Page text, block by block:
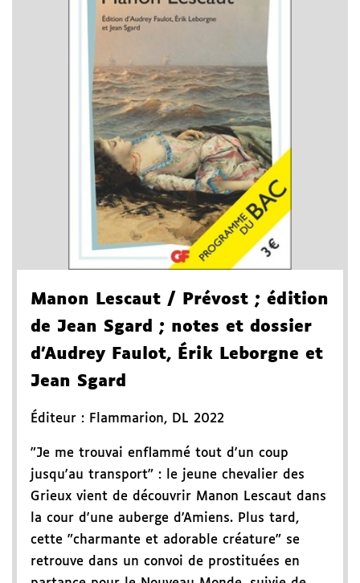
Manon Lescaut / Prévost ; édition
de Jean Sgard
; notes et dossier
d'Audrey Faulot, Érik Leborgne et
Jean Sgard
Éditeur : Flammarion, DL 2022
"Je me trouvai enflammé tout d'un coup
jusqu'au transport" : le jeune chevalier des
Grieux vient de découvrir Manon Lescaut dans
la cour d'une auberge d'Amiens. Plus tard,
cette "charmante et adorable créature" se
retrouve dans un convoi de prostituées en